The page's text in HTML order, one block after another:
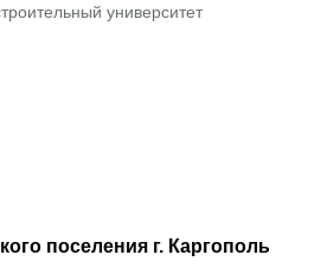
университет
поселения г. Каргополь